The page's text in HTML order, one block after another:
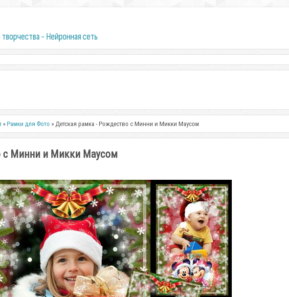
- Нейронная сеть
»Рамки для Фото » Детская рамка - Рождество с Минни и Микки Маусом
с Минни и Микки Маусом